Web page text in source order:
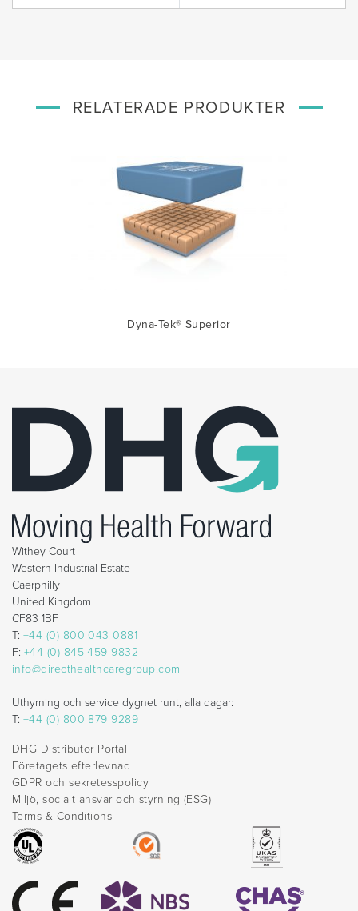
RELATERADE PRODUKTER
Dyna-Tek® Superior
Withey Court
Western Industrial Estate
Caerphilly
United Kingdom
CF83 1BF
T: +44 (0) 800 043 0881
F: +44 (0) 845 459 9832
info@directhealthcaregroup.com
Uthyrning och service dygnet runt, alla dagar:
T: +44 (0) 800 879 9289
DHG Distributor Portal
Företagets efterlevnad
GDPR och sekretesspolicy
Miljö, socialt ansvar och styrning (ESG)
Terms & Conditions